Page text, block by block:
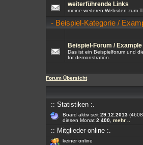
weiterführende Links
meine weiteren Websiten zum
- Beispiel-Kategorie /
Beispiel-Forum /
Das ist ein Beispielforum und
for demonstration.
Forum Übersicht
:: Statistiken :.
Board aktiv seit 29.12.2013
diesen Monat 2 400 mehr ..
:: Mitglieder online :.
keiner online